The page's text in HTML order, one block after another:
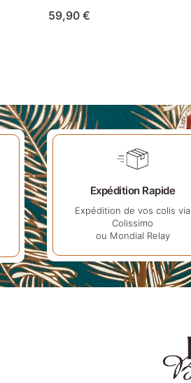
59,90€
Expédition Rapide
Expédition de vos colis via
Colissimo
ou Mondial Relay